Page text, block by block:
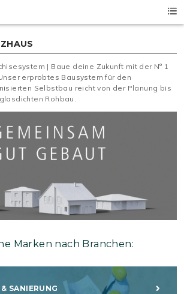
| Baue deine Zukunft mit der N° 1
erprobtes Bausystem für den
Selbstbau reicht von der Planung bis
Rohbau.
Marken nach Branchen:
SANIERUNG